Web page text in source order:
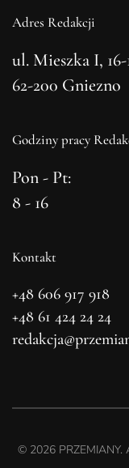
Adres Redakcji
ul. Mieszka I, 16-
62-200 Gniezno
Godziny pracy
Pon - Pt:
8 - 16
Kontakt
+48 606 917 918
+48 61 424 24 24
© 2026PRZEMIANY.